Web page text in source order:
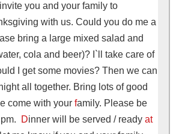
you and your family to
with us. Could you do me a
bring a large mixed salad and
cola and beer)? I`ll take care of
I get some movies? Then we can
all together. Bring lots of good
come with your family. Please be
Dinner will be served / ready at